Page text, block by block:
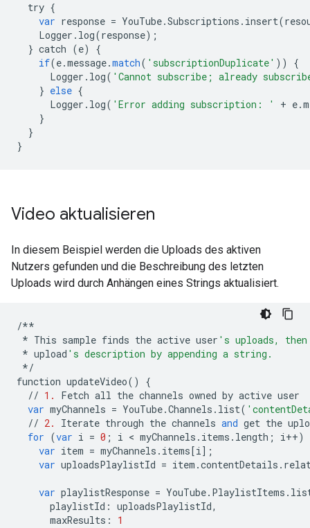
try {
var response = YouTube.Subscriptions . insert(
Logger . log(response);
} catch (e)
{
if(e.message.match( 'subscriptionDuplicate' ))
{
Logger . log( 'Cannot subscribe; already
} else {
Logger . log( 'Error adding subscription: ' + e.
}
}
}
Video aktualisieren
In diesem Beispiel werden die Uploads des aktiven
Nutzers gefunden und die Beschreibung des letzten
Uploads wird durch Anhängen eines Strings aktualisiert.
/**
* This sample finds the active user 's uploads, then
* upload 's description by appending a string.
*/
function updateVideo()
{
// 1. Fetch all the channels owned by active user
var myChannels = YouTube.Channels . list(
// 2. Iterate through the channels and get the
for (var i = 0 ; i < myChannels . items . length ; i++)
var item = myChannels . items[i];
var uploadsPlaylistId = item .contentDetails .
var playlistResponse = YouTube. PlaylistItems .
playlistId : uploadsPlaylistId,
maxResults :
1